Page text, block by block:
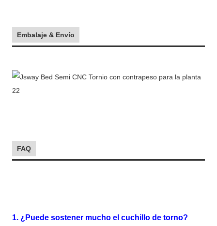
Embalaje & Envío
FAQ
1. ¿Puede sostener mucho el cuchillo de torno?